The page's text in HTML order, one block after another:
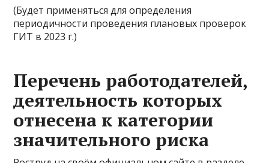
(Будет применяться для определения
периодичности проведения плановых проверок
ГИТ в 2023 г.)
Перечень работодателей,
деятельность которых
отнесена к категории
значительного риска